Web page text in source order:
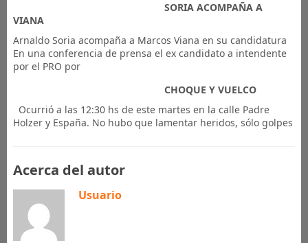
SORIA ACOMPAÑA A
VIANA
Arnaldo Soria acompaña a Marcos Viana en su candidatura
En una conferencia de prensa el ex candidato a intendente
por el PRO por
​CHOQUE Y VUELCO
Ocurrió a las 12:30 hs de este martes en la calle Padre
Holzer y España. No hubo que lamentar heridos, sólo golpes
Acerca del autor
Usuario